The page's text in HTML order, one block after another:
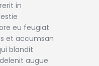
in
eu feugiat
et accumsan
blandit
augue